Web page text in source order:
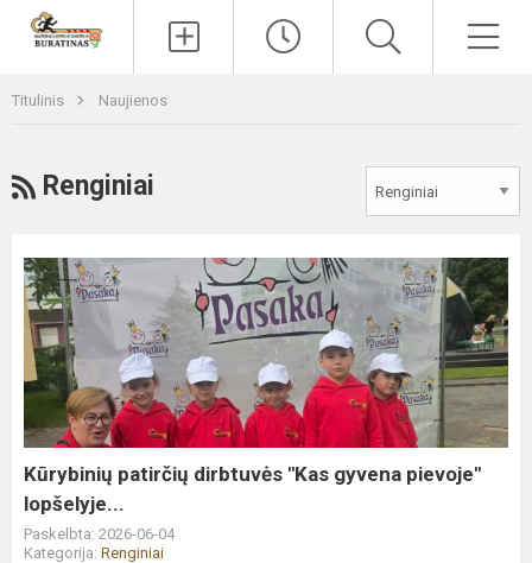
Titulinis Naujienos
RSS
Renginiai
Kūrybinių
patirčių
dirbtuvės
"Kas
gyvena
pievoje"
lopšelyje...
Kūrybinių patirčių dirbtuvės "Kas gyvena pievoje"
lopšelyje...
Paskelbta: 2026-06-04
Kategorija: Renginiai